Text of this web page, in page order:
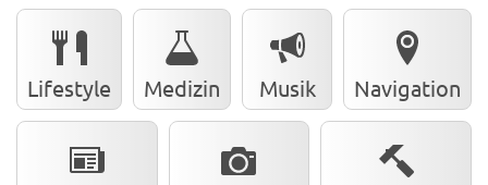
Lifestyle Medizin Musik Navigation